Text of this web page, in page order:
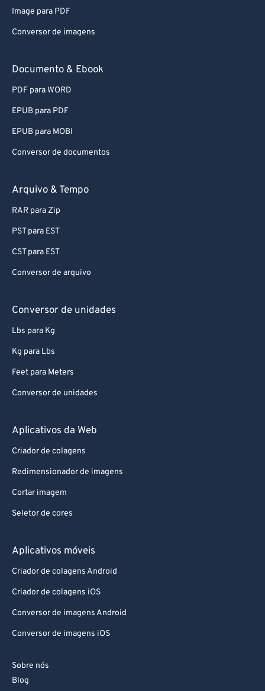
Image para PDF
Conversor de imagens
Documento & Ebook
PDF para WORD
EPUB para PDF
EPUB para MOBI
Conversor de documentos
Arquivo & Tempo
RAR para Zip
PST para EST
CST para EST
Conversor de arquivo
Conversor de unidades
Lbs para Kg
Kg para Lbs
Feet para Meters
Conversor de unidades
Aplicativos da Web
Criador de colagens
Redimensionador de imagens
Cortar imagem
Seletor de cores
Aplicativos móveis
Criador de colagens Android
Criador de colagens iOS
Conversor de imagens Android
Conversor de imagens iOS
Sobre nós
Blog